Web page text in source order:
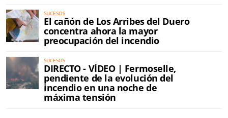
SUCESOS
El cañón de Los Arribes del Duero
concentra ahora la mayor
preocupación del incendio
SUCESOS
DIRECTO - VÍDEO | Fermoselle,
pendiente de la evolución del
incendio en una noche de
máxima tensión